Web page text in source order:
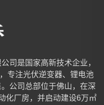
司是国家高新技术企业，
专注光伏逆变器、锂电池
公司总部位于佛山，在深
化厂房，并启动建设6万㎡